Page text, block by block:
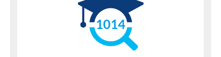
1014